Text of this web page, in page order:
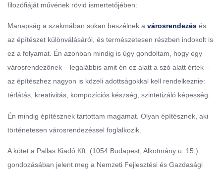
filozófiáját művének rövid ismertetőjében:
Manapság a szakmában sokan beszélnek a városrendezés és
az építészet különválásáról, és természetesen részben indokolt is
ez a folyamat. Én azonban mindig is úgy gondoltam, hogy egy
városrendezőnek – legalábbis amit én ez alatt a szó alatt értek –
az építészhez nagyon is közeli adottságokkal kell rendelkeznie:
térlátás, kreativitás, kompozíciós készség, szintetizáló képesség.
Én mindig építésznek tartottam magamat. Olyan építésznek, aki
történetesen városrendezéssel foglalkozik.
A kötet a Pallas Kiadó Kft. (1054 Budapest, Alkotmány u. 15.)
gondozásában jelent meg a Nemzeti Fejlesztési és Gazdasági